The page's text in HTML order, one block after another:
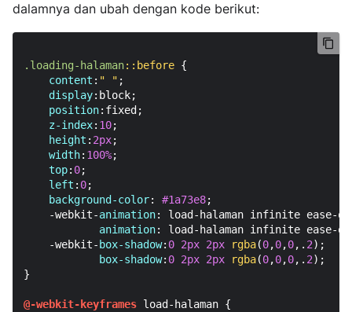
dalamnya dan ubah dengan kode berikut:
.loading-halaman::before {
content : " " ;
display:block;
position:fixed;
z-index: 10;
height : 2px;
width: 100%;
top: 0;
left : 0;
background-color: #1a73e8;
    -webkit-
animation: load-halaman infinite ease-
animation: load-halaman infinite ease-
    -webkit-
box-shadow: 0 2px 2px rgba(0,0,0,. 2);
box-shadow: 0 2px 2px rgba(0,0,0,. 2);
}
@-webkit-keyframes load-halaman {